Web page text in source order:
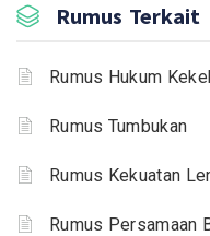
Rumus Terkait
Rumus Hukum
Rumus Tumbukan
Rumus Kekuatan
Rumus Persamaan